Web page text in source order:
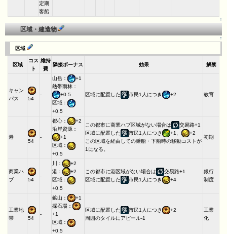
定期
客船
↑
区域・建造物
↑
区域
区域
コス
ト
維持
費
隣接ボーナス 効果 解禁
キャン
パス
54
-
山岳：
+1
熱帯雨林：
+0.5
区域：
+0.5
区域に配置した 市民1人につき +2 教育
港
54
-
都心：
+2
沿岸資源：
+1
区域：
+0.5
この都市に商業ハブ区域がない場合は
交易路+1
区域に配置した
市民1人につき +1、
+2
この区域を経由しての乗船・下船時の移動コストが
1になる。
初期
商業ハ
ブ
54
-
川：
+2
港：
+2
区域：
+0.5
この都市に港区域がない場合は
交易路+1
区域に配置した
市民1人につき +4
銀行
制度
工業地
帯
54
-
鉱山：
+1
採石場：
+1
区域：
+0.5
区域に配置した 市民1人につき
+2
周囲のタイルにアピール-1
工業
化